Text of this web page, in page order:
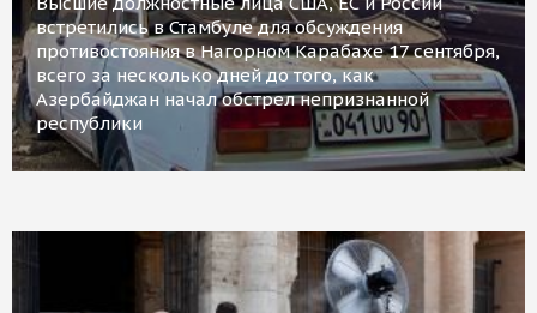
встретились в Стамбуле для обсуждения
противостояния в Нагорном Карабахе 17 сентября,
всего за несколько дней до того, как
Азербайджан начал обстрел непризнанной
республики